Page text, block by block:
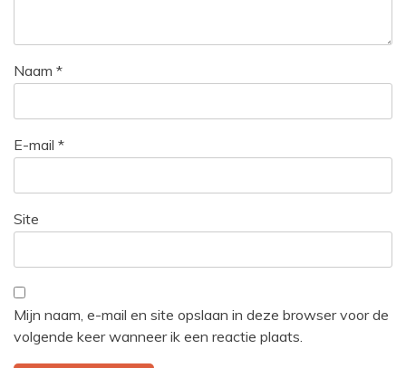
Naam *
E-mail *
Site
Mijn naam, e-mail en site opslaan in deze browser voor de
volgende keer wanneer ik een reactie plaats.